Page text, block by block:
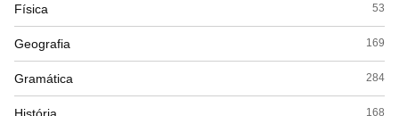
Física 53
Geografia 169
Gramática 284
168